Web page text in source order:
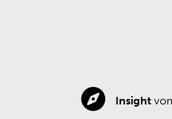
Insight